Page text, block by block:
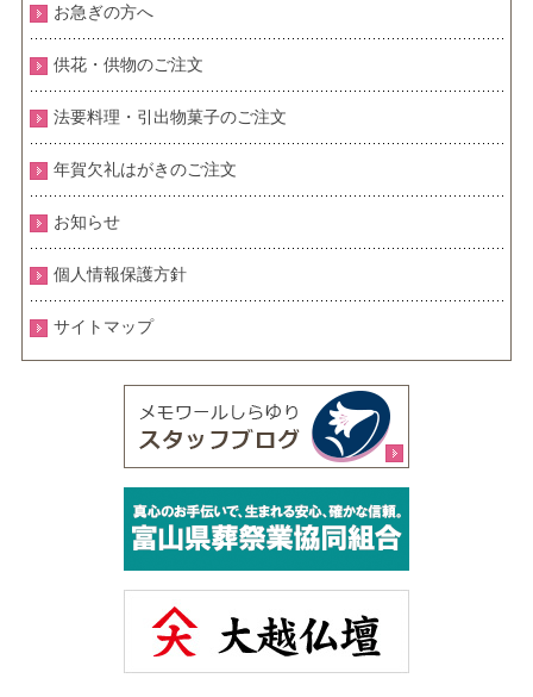
お急ぎの方へ
供花・供物のご注文
法要料理・引出物菓子のご注文
年賀欠礼はがきのご注文
お知らせ
個人情報保護方針
サイトマップ